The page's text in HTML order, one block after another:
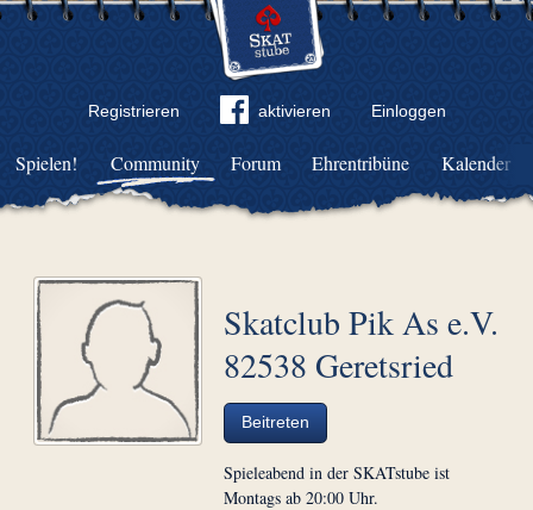
Registrieren aktivieren Einloggen
Community Forum Ehrentribüne Kalender
Spielen!
Skatclub Pik As e.V.
82538 Geretsried
Beitreten
Spieleabend in der SKATstube ist
Montags ab 20:00 Uhr.